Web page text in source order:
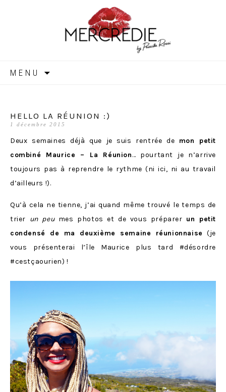
MERCREDIE
MENU
HELLO LA RÉUNION :)
1 décembre 2015
Deux semaines déjà que je suis rentrée de mon petit
combiné Maurice – La Réunion… pourtant je n’arrive
toujours pas à reprendre le rythme (ni ici, ni au travail
d’ailleurs !).
Qu’à cela ne tienne, j’ai quand même trouvé le temps de
trier un peumes photos et de vous préparer un petit
condensé de ma deuxième semaine réunionnaise (je
vous présenterai l’île Maurice plus tard #désordre
#cestçaourien) !